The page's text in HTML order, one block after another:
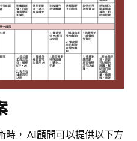
時， AI顧問可以提供以下方